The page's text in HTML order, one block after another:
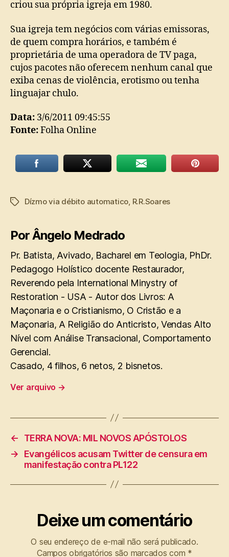
criou sua própria igreja em 1980.
Sua igreja tem negócios com várias emissoras,
de quem compra horários, e também é
proprietária de uma operadora de TV paga,
cujos pacotes não oferecem nenhum canal que
exiba cenas de violência, erotismo ou tenha
linguajar chulo.
Data: 3/6/2011 09:45:55
Fonte:Folha Online
TagsDízmo via débito automatico R.R.Soares
Por Ângelo Medrado
Pr. Batista, Avivado, Bacharel em Teologia, PhDr.
Pedagogo Holístico docente Restaurador,
Reverendo pela International Minystry of
Restoration - USA - Autor dos Livros: A
Maçonaria e o Cristianismo, O Cristão e a
Maçonaria, A Religião do Anticristo, Vendas Alto
Nível com Análise Transacional, Comportamento
Gerencial.
Casado, 4 filhos, 6 netos, 2 bisnetos.
Ver arquivo →
←
TERRA NOVA: MIL NOVOS APÓSTOLOS
→
Evangélicos acusam Twitter de censura em
manifestação contra PL122
Deixe um comentário
O seu endereço de e-mail não será publicado.
Campos obrigatórios são marcados com *